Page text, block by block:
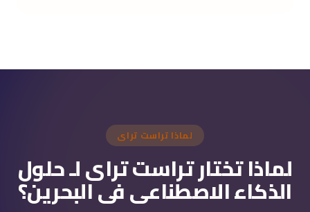
لماذا تراست تراى
لماذا تختار تراست تراى لـ حلول
الذكاء الاصطناعى فى البحرين؟